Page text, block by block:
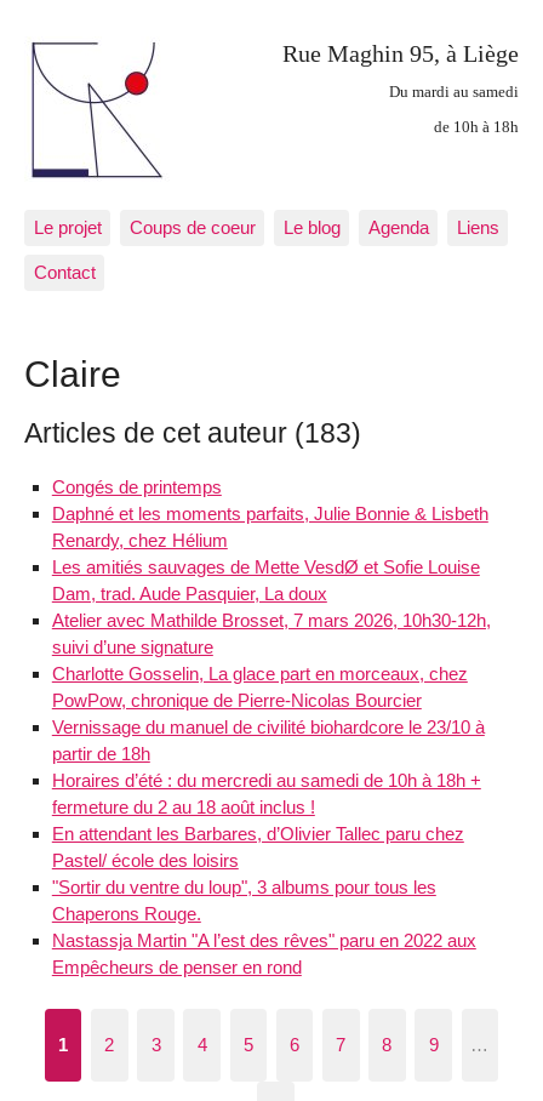
Rue Maghin 95, à Liège
Du mardi au samedi
de 10h à 18h
Le projet Coups de coeur Le blog Agenda Liens
Contact
Claire
Articles de cet auteur (183)
Congés de printemps
Daphné et les moments parfaits, Julie Bonnie & Lisbeth
Renardy, chez Hélium
Les amitiés sauvages de Mette VesdØ et Sofie Louise
Dam, trad. Aude Pasquier, La doux
Atelier avec Mathilde Brosset, 7 mars 2026, 10h30-12h,
suivi d’une signature
Charlotte Gosselin, La glace part en morceaux, chez
PowPow, chronique de Pierre-Nicolas Bourcier
Vernissage du manuel de civilité biohardcore le 23/10 à
partir de 18h
Horaires d’été : du mercredi au samedi de 10h à 18h +
fermeture du 2 au 18 août inclus !
En attendant les Barbares, d’Olivier Tallec paru chez
Pastel/ école des loisirs
"Sortir du ventre du loup", 3 albums pour tous les
Chaperons Rouge.
Nastassja Martin "A l’est des rêves" paru en 2022 aux
Empêcheurs de penser en rond
1 2 3 4 5 6 7 8 9 …